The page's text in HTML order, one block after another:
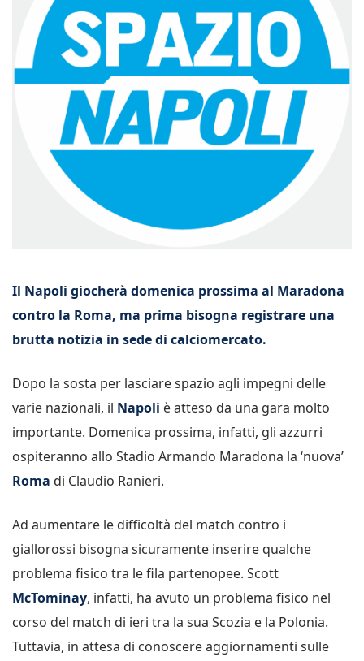
Il Napoli giocherà domenica prossima al Maradona
contro la Roma, ma prima bisogna registrare una
brutta notizia in sede di calciomercato.
Dopo la sosta per lasciare spazio agli impegni delle
varie nazionali, il Napoli è atteso da una gara molto
importante. Domenica prossima, infatti, gli azzurri
ospiteranno allo Stadio Armando Maradona la ‘nuova’
Roma di Claudio Ranieri.
Ad aumentare le difficoltà del match contro i
giallorossi bisogna sicuramente inserire qualche
problema fisico tra le fila partenopee. Scott
McTominay, infatti, ha avuto un problema fisico nel
corso del match di ieri tra la sua Scozia e la Polonia.
Tuttavia, in attesa di conoscere aggiornamenti sulle